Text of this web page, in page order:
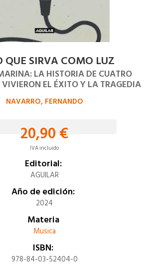
QUE SIRVA COMO LUZ
LA HISTORIA DE CUATRO
EL ÉXITO Y LA TRAGEDIA
NAVARRO, FERNANDO
20,90 €
IVA incluido
Editorial:
AGUILAR
Año de edición:
2024
Materia
Musica
ISBN:
978-84-03-52404-0